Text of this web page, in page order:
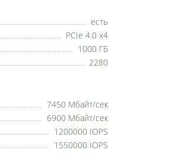
есть
PCIe 4.0 x4
1000 ГБ
2280
7450 Мбайт/сек
6900 Мбайт/сек
1200000 IOPS
1550000 IOPS